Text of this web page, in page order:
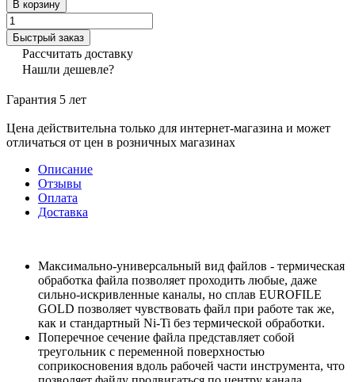
В корзину
Быстрый заказ
Рассчитать доставку
Нашли дешевле?
Гарантия 5 лет
Цена действительна только для интернет-магазина и может
отличаться от цен в розничных магазинах
Описание
Отзывы
Оплата
Доставка
Максимально-универсальный вид файлов - термическая
обработка файла позволяет проходить любые, даже
сильно-искривленные каналы, но сплав EUROFILE
GOLD позволяет чувствовать файл при работе так же,
как и стандартный Ni-Ti без термической обработки.
Поперечное сечение файла представляет собой
треугольник с переменной поверхностью
соприкосновения вдоль рабочей части инструмента, что